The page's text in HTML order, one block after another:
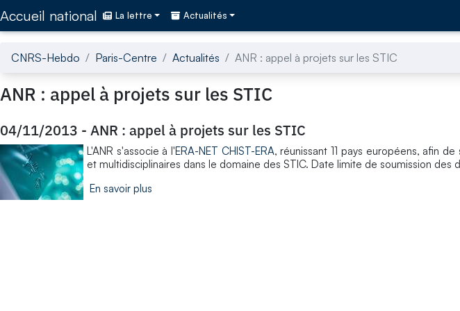
Accueil national La lettre Actualités
CNRS-Hebdo Paris-Centre Actualités ANR : appel à projets sur les STIC
ANR : appel à projets sur les STIC
04/11/2013 - ANR : appel à projets sur les STIC
L'ANR s'associe à l'ERA-NET CHIST-ERA, réunissant 11 pays européens, afin
et multidisciplinaires dans le domaine des STIC. Date limite de soumission des
En savoir plus